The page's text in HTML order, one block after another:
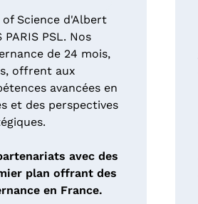
Science d'Albert
PSL. Nos
de 24 mois,
offrent aux
avancées en
et des perspectives
avec des
plan offrant des
en France.